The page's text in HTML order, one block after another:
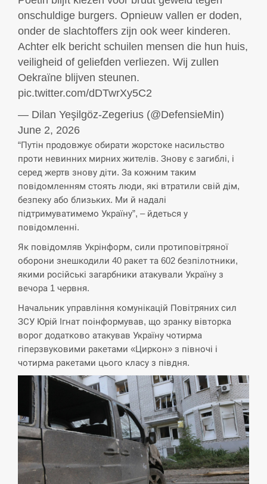
onschuldige burgers. Opnieuw vallen er doden,
onder de slachtoffers zijn ook weer kinderen.
Achter elk bericht schuilen mensen die hun huis,
veiligheid of geliefden verliezen. Wij zullen
Oekraïne blijven steunen.
pic.twitter.com/dDTwrXy5C2
— Dilan Yeşilgöz-Zegerius (@DefensieMin)
June 2, 2026
“Путін продовжує обирати жорстоке насильство
проти невинних мирних жителів. Знову є загиблі, і
серед жертв знову діти. За кожним таким
повідомленням стоять люди, які втратили свій дім,
безпеку або близьких. Ми й надалі
підтримуватимемо Україну”, – йдеться у
повідомленні.
Як повідомляв Укрінформ, сили протиповітряної
оборони знешкодили 40 ракет та 602 безпілотники,
якими російські загарбники атакували Україну з
вечора 1 червня.
Начальник управління комунікацій Повітряних сил
ЗСУ Юрій Ігнат поінформував, що зранку вівторка
ворог додатково атакував Україну чотирма
гіперзвуковими ракетами «Циркон» з півночі і
чотирма ракетами цього класу з півдня.